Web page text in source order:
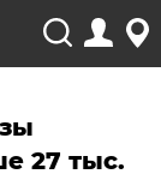
27 тыс.